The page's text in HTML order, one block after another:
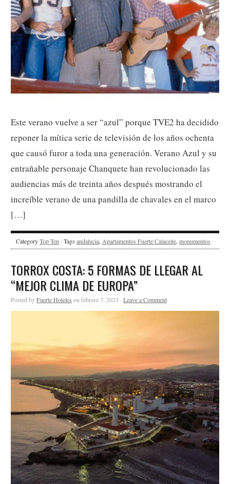
Este verano vuelve a ser “azul” porque TVE2 ha decidido
reponer la mítica serie de televisión de los años ochenta
que causó furor a toda una generación. Verano Azul y su
entrañable personaje Chanquete han revolucionado las
audiencias más de treinta años después mostrando el
increíble verano de una pandilla de chavales en el marco
[…]
CategoryTop Ten · Tags andalucia, Apartamentos Fuerte Calaceite, monumentos
TORROX COSTA: 5 FORMAS DE LLEGAR AL
“MEJOR CLIMA DE EUROPA”
Posted byFuerte Hoteles on febrero 7, 2023 · Leave a Comment